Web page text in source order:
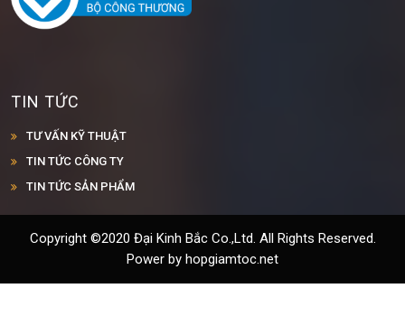
TIN TỨC
TƯ VẤN KỸ THUẬT
TIN TỨC CÔNG TY
TIN TỨC SẢN PHẨM
Copyright ©2020 Đại Kinh Bắc Co.,Ltd. All Rights Reserved.
Power by hopgiamtoc.net